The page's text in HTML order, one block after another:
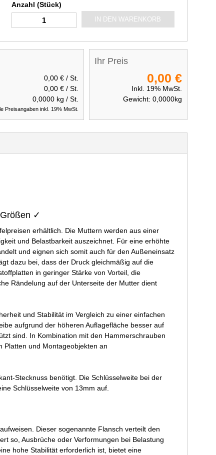
Anzahl (Stück)
IN DEN WARENKORB
0,00 €/ St.
0,00 €/ St.
0,0000 kg / St.
Preisangaben inkl. 19% MwSt.
Ihr Preis
0,00 €
Inkl. 19% MwSt.
Gewicht: 0,0000kg
✓
erhältlich. Die Muttern werden aus einer
und Belastbarkeit auszeichnet. Für eine erhöhte
und eignen sich somit auch für den Außeneinsatz
dazu bei, dass der Druck gleichmäßig auf die
in geringer Stärke von Vorteil, die
Rändelung auf der Unterseite der Mutter dient
und Stabilität im Vergleich zu einer einfachen
aufgrund der höheren Auflagefläche besser auf
sind. In Kombination mit den Hammerschrauben
Platten und Montageobjekten an
Stecknuss benötigt. Die Schlüsselweite bei der
Schlüsselweite von 13mm auf.
Dieser sogenannte Flansch verteilt den
so, Ausbrüche oder Verformungen bei Belastung
hohe Stabilität erforderlich ist, bietet eine